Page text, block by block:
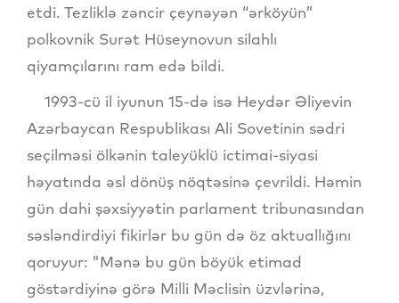
etdi. Tezliklə zəncir çeynəyən “ərköyün”
polkovnik Surət Hüseynovun silahlı
qiyamçılarını ram edə bildi.
1993-cü il iyunun 15-də isə Heydər Əliyevin
Azərbaycan Respublikası Ali Sovetinin sədri
seçilməsi ölkənin taleyüklü ictimai-siyasi
həyatında əsl dönüş nöqtəsinə çevrildi. Həmin
gün dahi şəxsiyyətin parlament tribunasından
səsləndirdiyi fikirlər bu gün də öz aktuallığını
qoruyur: "Mənə bu gün böyük etimad
göstərdiyinə görə Milli Məclisin üzvlərinə,